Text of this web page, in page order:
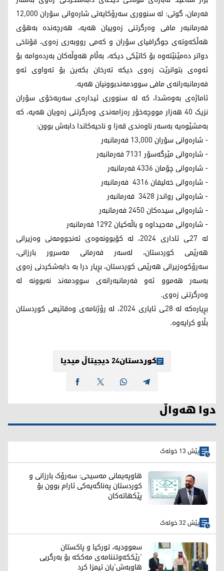
فەرمان، گوتی: لە سنووری سەرۆکایەتی شارەوانی سۆران 12,000
فەرمانبەر مافی وەرگرتنی زەوییان هەیە، هەرچەندە بەهۆی
هەڵکەوتەی جوگرافیای سۆران و کەمی رووبەری زەوی، قۆناخی
دواتر دەمێنێتەوە بۆ کاتێکی دیکە، بەڵام هەوڵەکان بەردەوامە بۆ
ئەوەی بتوانرێت زەوی دیکە تەرخان بکەین بۆ تەواوی ئەو
فەرمانبەرانەی مافی سوودمەندبوونیان هەیە.
ئاماژەی بەوەشدا، کە لە سنووری ئیدارەی سەربەخۆی سۆران
نزیک 40 هەزار مووچەخۆر رەزامەندی وەرگرتنی زەویان هەیە، کە
بەمشێوەیە بەسەر ناوەندی قەزا و ناحیەکاندا دابەش بوون:
- شارەوانی سۆران 13,000 فەرمانبەر
- شارەوانی مێرگەسۆر 7131 فەرمانبەر
- شارەوانی چۆمان 4336 فەرمانبەر
- شارەوانی خەلیفان 4316 فەرمانبەر
- شارەوانی رواندز 3428 فەرمانبەر
- شارەوانی سیدەکان 2450 فەرمانبەر
- شارەوانی مەجیداوە و باڵەکیان 1292 فەرمانبەر
لە 27ـی ئاداری 2024، لە کۆبوونەوەی ئەنجوومەنی وەزیرانی
هەرێمی کوردستان، لەسەر فەرمانی مەسرور بارزانی،
سەرۆکوەزیرانی هەرێمی کوردستان، بڕیار درا بە دابەشکردنی زەوی
بەسەر هەموو ئەو فەرمانبەرانەی سوودمەند نەبوونە لە
وەرگرتنی زەوی.
بڕیارەکە لە 28ـی ئایاری 2024، لە رۆژنامەی وەقائیعی کوردستان
بڵاو کرایەوە.
کوردستان24 دیجیتاڵ میدیا
دوا هەواڵ
پێش 13 خولەک
هاوپەیمانی مەسیحی: سەرۆک بارزانی و
کوردستان په‌ناگه‌یه‌كی ئارام بوون بۆ
پێکهاتەکان
پێش 32 خولەک
سعوودیە، تورکیا و پاکستان
'رێککەوتننامەی مەککە بۆ بەرگریی
هاوبەش'یان ئیمزا کرد